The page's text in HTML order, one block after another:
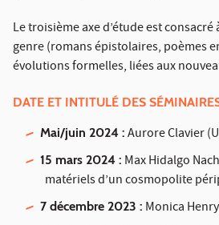
Le troisième axe d’étude est consacré
genre (romans épistolaires, poèmes
évolutions formelles, liées aux
DATE ET INTITULÉ DES
Mai/juin 2024 : Aurore Clavier
15 mars 2024 : Max Hidalgo
matériels d’un cosmopolite
7 décembre 2023 : Monica